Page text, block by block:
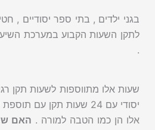
לתקן השעות הקבוע במערכת
.
שעות אלו מתווספות לשעות תקן
אלו הן כמו הטבה למורה . האם